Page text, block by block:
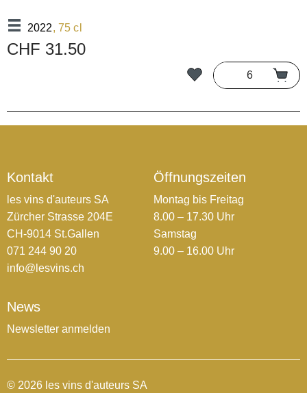
2022, 75 cl
CHF 31.50
Kontakt
les vins d'auteurs SA
Zürcher Strasse 204E
CH-9014 St.Gallen
071 244 90 20
info@lesvins.ch
Öffnungszeiten
Montag bis Freitag
8.00 – 17.30 Uhr
Samstag
9.00 – 16.00 Uhr
News
Newsletter anmelden
© 2026 les vins d'auteurs SA